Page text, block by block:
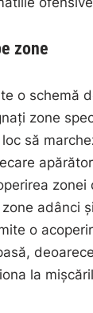
zone
o schemă
zone
să
zonei
adânci
o
la